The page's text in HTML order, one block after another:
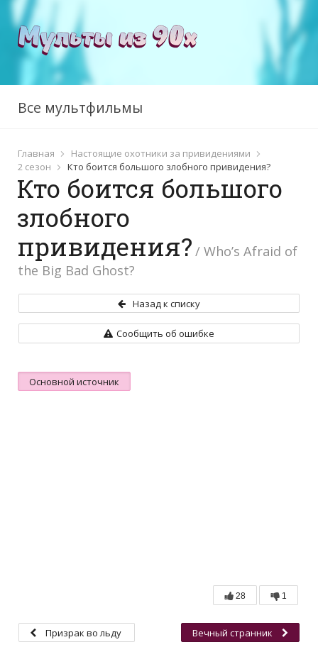
Все мультфильмы
Главная
Настоящие охотники за привидениями
2 сезон
Кто боится большого злобного привидения?
Кто боится большого
злобного
привидения? / Who’s Afraid of
the Big Bad Ghost?
Назад к списку
Сообщить об ошибке
Основной источник
28 1
Призрак во льду Вечный странник
1 сезон 2 сезон 3 сезон 4 сезон 5 сезон